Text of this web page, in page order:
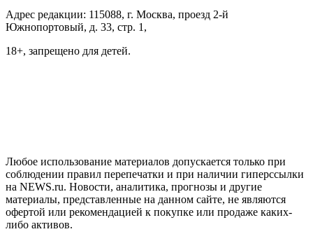
Адрес редакции: 115088, г. Москва, проезд 2-й
Южнопортовый, д. 33, стр. 1,
18+, запрещено для детей.
Любое использование материалов допускается только при
соблюдении правил перепечатки и при наличии гиперссылки
на NEWS.ru. Новости, аналитика, прогнозы и другие
материалы, представленные на данном сайте, не являются
офертой или рекомендацией к покупке или продаже каких-
либо активов.